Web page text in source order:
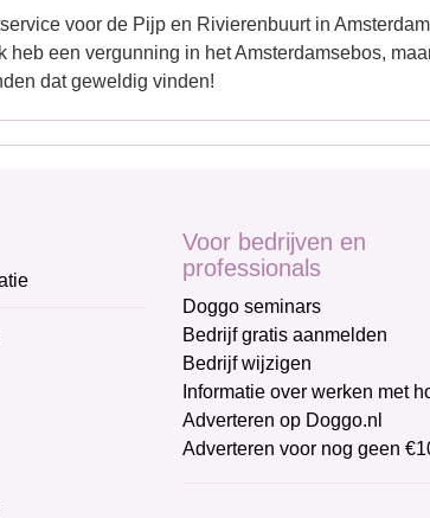
voor de Pijp en Rivierenbuurt in
heb een vergunning in het Amsterdamsebos,
dat geweldig vinden!
Voor bedrijven en
professionals
Doggo seminars
Bedrijf gratis aanmelden
Bedrijf wijzigen
Informatie over werken met
Adverteren op Doggo.nl
Adverteren voor nog geen